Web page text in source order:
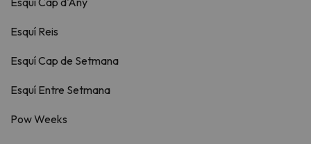
Esquí Reis
Esquí Cap de Setmana
Esquí Entre Setmana
Pow Weeks